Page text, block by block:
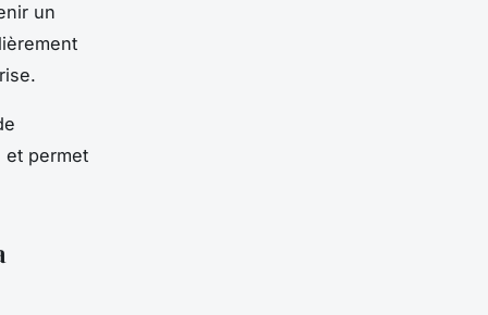
un
et permet